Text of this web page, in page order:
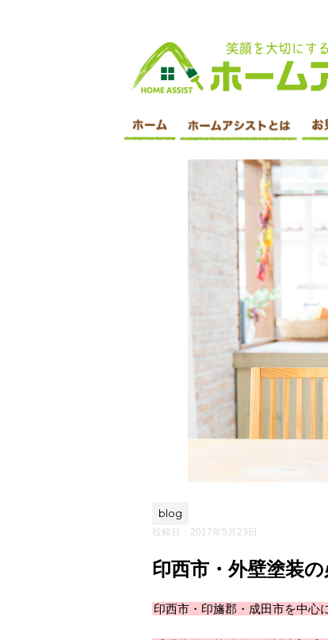
blog
投稿日： 2017年5月23日
印西市・外壁塗装
印西市・印旛郡・成田市を中心